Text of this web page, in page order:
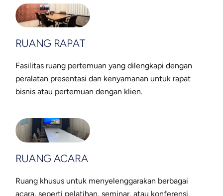
RUANG RAPAT
Fasilitas ruang pertemuan yang dilengkapi dengan
peralatan presentasi dan kenyamanan untuk rapat
bisnis atau pertemuan dengan klien.
RUANG ACARA
Ruang khusus untuk menyelenggarakan berbagai
acara, seperti pelatihan, seminar, atau konferensi.